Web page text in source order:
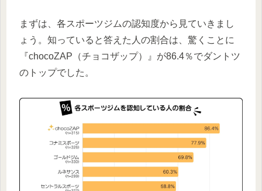
まずは、各スポーツジムの認知度から見ていきまし
ょう。知っていると答えた人の割合は、驚くことに
『chocoZAP（チョコザップ）』が86.4％でダントツ
のトップでした。